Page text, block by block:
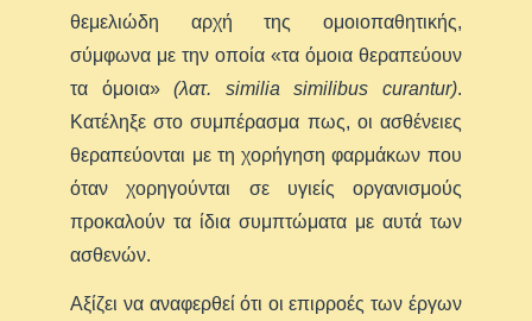
θεμελιώδη αρχή της ομοιοπαθητικής,
σύμφωνα με την οποία «τα όμοια θεραπεύουν
τα όμοια»(λατ. similia similibus curantur).
Κατέληξε στο συμπέρασμα πως, οι ασθένειες
θεραπεύονται με τη χορήγηση φαρμάκων που
όταν χορηγούνται σε υγιείς οργανισμούς
προκαλούν τα ίδια συμπτώματα με αυτά των
ασθενών.
Αξίζει να αναφερθεί ότι οι επιρροές των έργων